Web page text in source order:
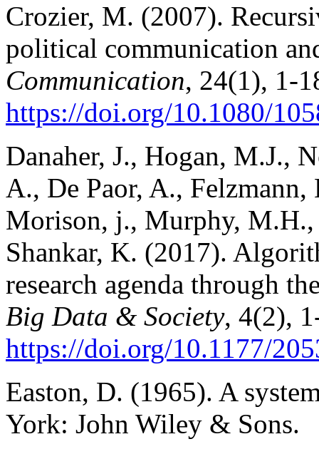
Crozier, M. (2007).
political communication
Communication, 24(1), 1-
https://doi.org/10.1080/
Danaher, J., Hogan, M.J.,
A., De Paor, A.,
Morison, j., Murphy,
Shankar, K. (2017).
research agenda through
Big Data & Society, 4(2),
https://doi.org/10.1177/
Easton, D. (1965). A
York: John Wiley & Sons.